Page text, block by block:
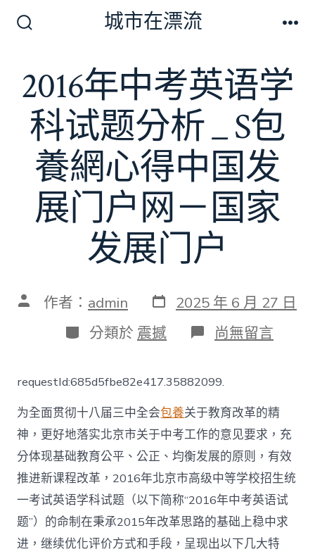
換
開
關
城市在漂流
2016年中考英语学
科试题分析 _ S包
養網心得中国发
展门户网－国家
发展门户
文 作者： admin 發
表
日
期
2025 年 6 月 27 日
分
類
分類於 震撼 在
〈2016
中
考
英
语
学
科
试
题
分
析
_
S
包
尚無留言
requestId:685d5fbe82e417.35882099.
为全面贯彻十八届三中全会包養关于教育改革的精
神，更好地落实北京市关于中考工作的意见要求，充
分体现基础教育公平、公正、均衡发展的原则，有效
推进新课程改革，2016年北京市高级中等学校招生统
一考试英语学科试题（以下简称“2016年中考英语试
题”）的命制在秉承2015年改革思路的基础上稳中求
进，继续优化评价方式和手段，呈现出以下几大特